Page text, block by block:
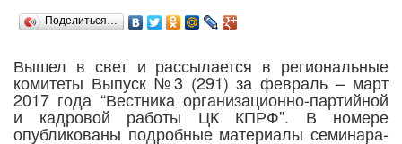
Поделиться…
Вышел в свет и рассылается в региональные
комитеты Выпуск №3 (291) за февраль – март
2017 года “Вестника организационно-партийной
и кадровой работы ЦК КПРФ”. В номере
опубликованы подробные материалы семинара-